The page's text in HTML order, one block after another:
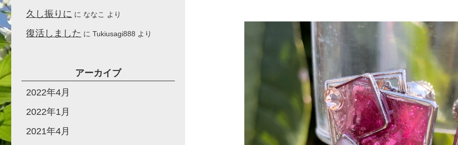
久し振りに に ななこ より
復活しました に Tukiusagi888 より
アーカイブ
2022年4月
2022年1月
2021年4月